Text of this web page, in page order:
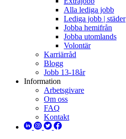
Alla lediga jobb
Lediga jobb | städer
Jobba hemifrån
Jobba utomlands
Volontär
Karriärråd
Blogg
Jobb 13-18år
Information
Arbetsgivare
Om oss
FAQ
Kontakt